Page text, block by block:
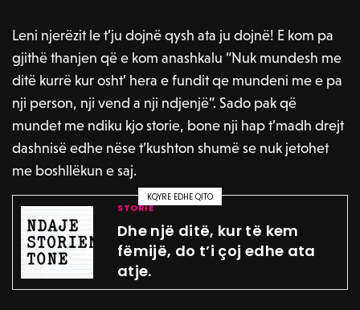
Leni njerëzit le t’ju dojnë qysh ata ju dojnë! E kom pa
gjithë thanjen që e kom anashkalu “Nuk mundesh me
ditë kurrë kur osht’ hera e fundit qe mundeni me e pa
nji person, nji vend a nji ndjenjë”. Sado pak që
mundet me ndiku kjo storie, bone nji hap t’madh drejt
dashnisë edhe nëse t’kushton shumë se nuk jetohet
me boshllëkun e saj.
KQYRE EDHE QITO
STORIE
Dhe një ditë, kur të kem
fëmijë, do t’i çoj edhe ata
atje.